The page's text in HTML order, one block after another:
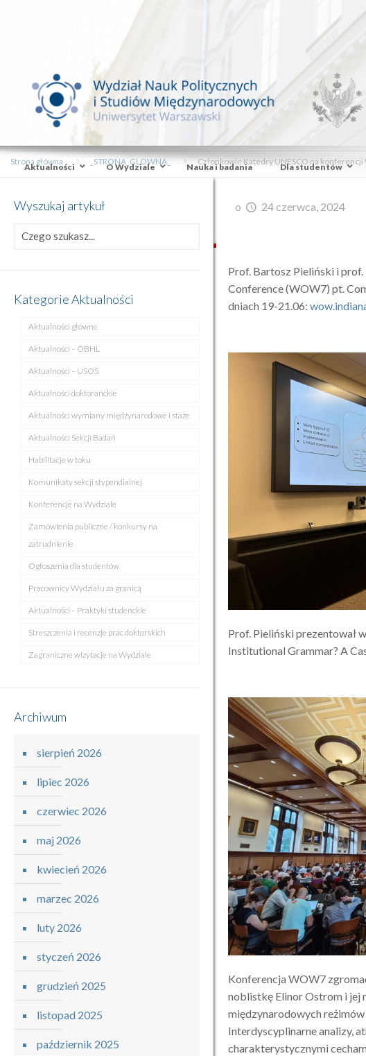
Aktualności O Wydziale Nauka i badania Dla studentów
Strona główna _STRONA_GLOWNA_ Członkowie Katedry UNESCO na
o 24 czerwca, 2024
Prof. Bartosz Pieliński i
Conference (WOW7) pt.
dniach 19-21.06:
Prof. Pieliński prezentował
Institutional Grammar? A
Konferencja WOW7
noblistkę Elinor Ostrom i jej
międzynarodowych
Interdyscyplinarne analizy,
charakterystycznymi
Wyszukaj artykuł
Kategorie Aktualności
Aktualności główne
Aktualności – OBHL
Aktualności – USOS
Aktualności doktoranckie
Aktualności wymiany międzynarodowe i staże
Aktualności Sekcji Badań
Habilitacje w toku
Komunikaty sekcji stypendialnej
Konferencje na Wydziale
Zamówienia publiczne / konkursy na
zatrudnienie
Ogłoszenia dla studentów
Pracownicy Wydziału za granicą
Aktualności – Praktyki studenckie
Streszczenia i recenzje prac doktorskich
Zagraniczne wizytacje na Wydziale
Archiwum
sierpień 2026
lipiec 2026
czerwiec 2026
maj 2026
kwiecień 2026
marzec 2026
luty 2026
styczeń 2026
grudzień 2025
listopad 2025
październik 2025